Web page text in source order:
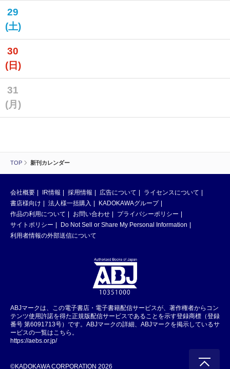
TOP 新刊カレンダー
29
(土)
30
(日)
31
(月)
会社概要 IR情報 採用情報 広告について
ライセンスについて
書店様向け
法人様一括購入
KADOKAWAグループ
作品の利用について
お問い合わせ
プライバシーポリシー
サイトポリシー
Do Not Sell or Share My Personal Information
利用者情報の外部送信について
ABJマークは、この電子書店・電子書籍配信サービスが、著作権者からコン
テンツ使用許諾を得た正規版配信サービスであることを示す登録商標（登録
番号 第6091713号）です。ABJマークの詳細、ABJマークを掲示しているサ
ービスの一覧はこちら。
https://aebs.or.jp/
©KADOKAWA CORPORATION 2026